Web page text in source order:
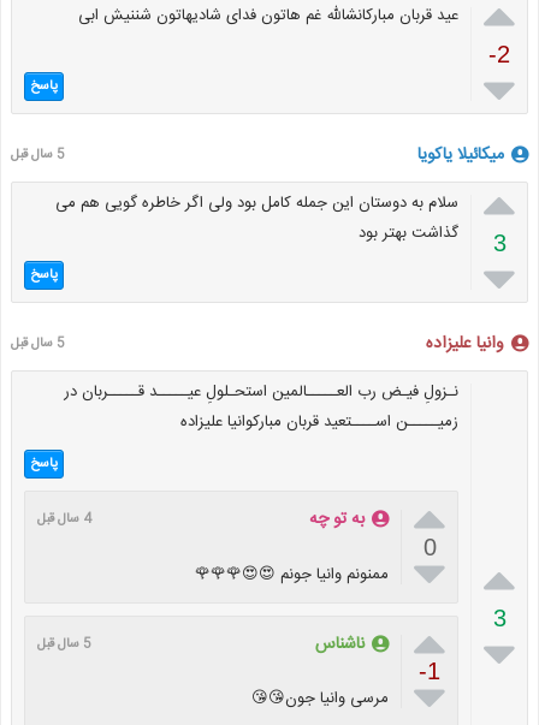

-2

عید قربان مبارکانشالله غم هاتون فدای شادیهاتون شننیش ابی
پاسخ
میکائیلا یاکویا 5 سال قبل

3

سلام به دوستان این جمله کامل بود ولی اگر خاطره گویی هم می
گذاشت بهتر بود
پاسخ
وانیا علیزاده 5 سال قبل

3

نـزولِ فیـض رب العـــــالمین استحـلولِ عیـــــد قـــــربان در
زمیـــــن اســــتعید قربان مبارکوانیا علیزاده
پاسخ

0

به تو چه 4 سال قبل
ممنونم وانیا جونم 😍😍🌹🌹🌹

-1

ناشناس 5 سال قبل
مرسی وانیا جون😘😘